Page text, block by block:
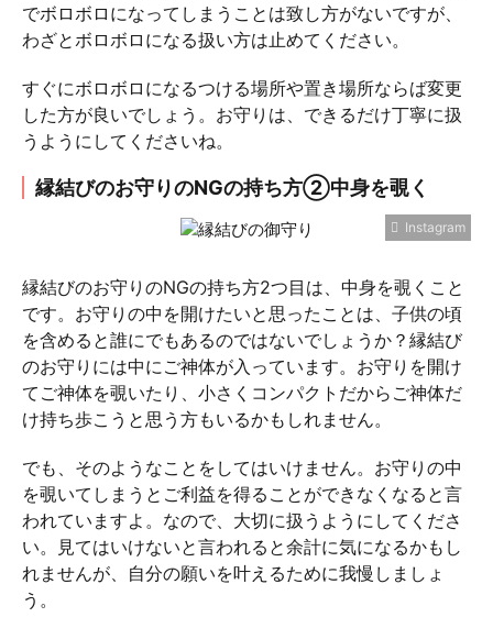
でボロボロになってしまうことは致し方がないですが、
わざとボロボロになる扱い方は止めてください。
すぐにボロボロになるつける場所や置き場所ならば変更
した方が良いでしょう。お守りは、できるだけ丁寧に扱
うようにしてくださいね。
縁結びのお守りのNGの持ち方②中身を覗く
Instagram
縁結びのお守りのNGの持ち方2つ目は、中身を覗くこと
です。お守りの中を開けたいと思ったことは、子供の頃
を含めると誰にでもあるのではないでしょうか？縁結び
のお守りには中にご神体が入っています。お守りを開け
てご神体を覗いたり、小さくコンパクトだからご神体だ
け持ち歩こうと思う方もいるかもしれません。
でも、そのようなことをしてはいけません。お守りの中
を覗いてしまうとご利益を得ることができなくなると言
われていますよ。なので、大切に扱うようにしてくださ
い。見てはいけないと言われると余計に気になるかもし
れませんが、自分の願いを叶えるために我慢しましょ
う。